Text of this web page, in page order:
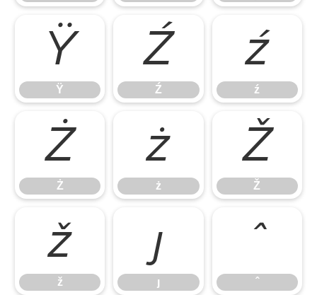
Ÿ
Ÿ
Ź
Ź
ź
ź
Ż
Ż
ż
ż
Ž
Ž
ž
ž
ȷ
ȷ
ˆ
ˆ